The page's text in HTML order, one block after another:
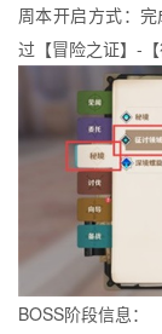
周本开启方式：
过【冒险之证】-
BOSS阶段信息：